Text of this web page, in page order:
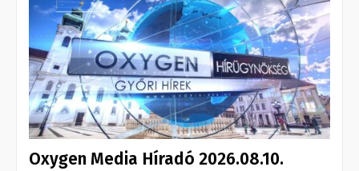
Oxygen Media Híradó 2026.08.10.